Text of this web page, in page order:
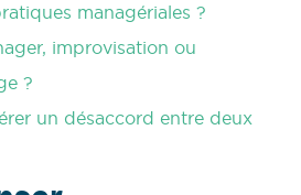
managériales ?
improvisation ou
?
un désaccord entre deux